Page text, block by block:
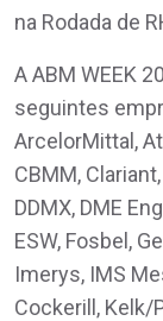
na Rodada de
A ABM WEEK
seguintes
ArcelorMittal,
CBMM,
DDMX, DME
ESW, Fosbel,
Imerys, IMS
Cockerill, Kelk/